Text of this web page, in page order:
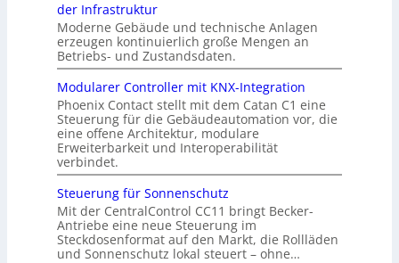
der Infrastruktur
Moderne Gebäude und technische Anlagen
erzeugen kontinuierlich große Mengen an
Betriebs- und Zustandsdaten.
Modularer Controller mit KNX-Integration
Phoenix Contact stellt mit dem Catan C1 eine
Steuerung für die Gebäudeautomation vor, die
eine offene Architektur, modulare
Erweiterbarkeit und Interoperabilität
verbindet.
Steuerung für Sonnenschutz
Mit der CentralControl CC11 bringt Becker-
Antriebe eine neue Steuerung im
Steckdosenformat auf den Markt, die Rollläden
und Sonnenschutz lokal steuert – ohne…